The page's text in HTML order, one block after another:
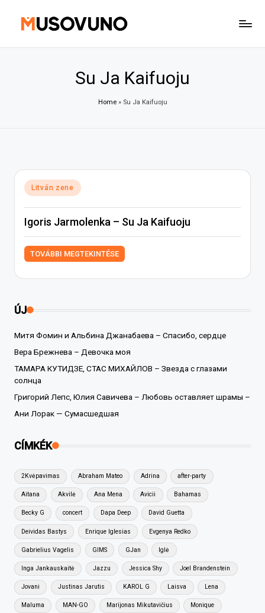
Su Ja Kaifuoju
Home» Su Ja Kaifuoju
Posted
in
Litván zene
Igoris Jarmolenka – Su Ja Kaifuoju
TOVÁBBI MEGTEKINTÉSE
ÚJ
Митя Фомин и Альбина Джанабаева – Спасибо, сердце
Вера Брежнева – Девочка моя
ТАМАРА КУТИДЗЕ, СТАС МИХАЙЛОВ – Звезда с глазами
солнца
Григорий Лепс, Юлия Савичева – Любовь оставляет шрамы –
Ани Лорак — Сумасшедшая
CÍMKÉK
2Kvėpavimas Abraham Mateo Adrina after-party
Aitana Akvilė Ana Mena Avicii Bahamas
Becky G concert Dapa Deep David Guetta
Deividas Bastys Enrique Iglesias Evgenya Redko
Gabrielius Vagelis GIMS GJan Iglė
Inga Jankauskaitė Jazzu Jessica Shy Joel Brandenstein
Jovani Justinas Jarutis KAROL G Laisva Lena
Maluma MAN-GO Marijonas Mikutavičius Monique